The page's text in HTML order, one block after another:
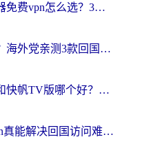
海外党必看：加速器免费vpn怎么选？3步教你无缝访问国内资源
穿梭和巨鲸哪个好？海外党亲测3款回国加速器，教你避开90%的坑
海外党必看：斧牛和快帆TV版哪个好？3分钟选对回国加速器，无缝刷B站、追热剧
海外党必看：yy vpn真能解决回国访问难题？附云极initap测评+免费方案对比